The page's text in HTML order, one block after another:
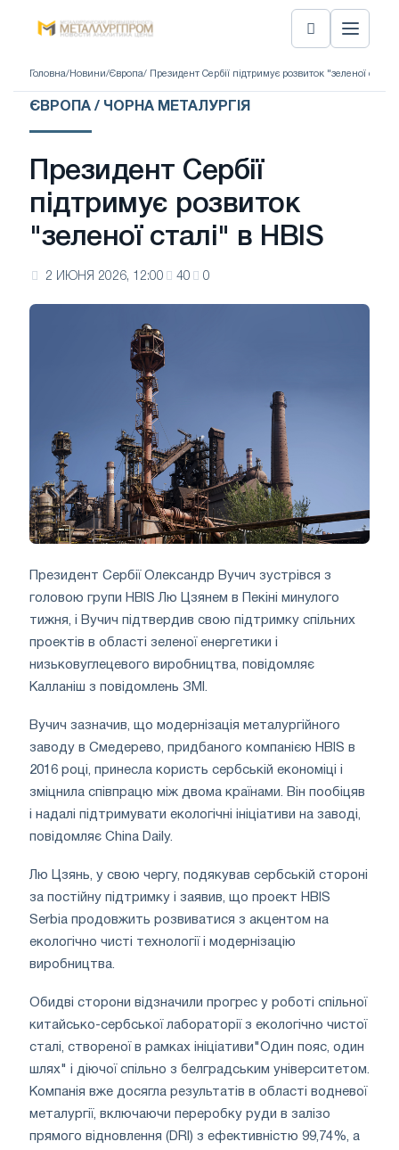
Головна/ Новини/Європа/ Президент Сербії підтримує розвиток "зеленої сталі"
ЄВРОПА / ЧОРНА МЕТАЛУРГІЯ
Президент Сербії
підтримує розвиток
"зеленої сталі" в HBIS
2 ИЮНЯ 2026, 12:00 40 0
Президент Сербії Олександр Вучич зустрівся з
головою групи HBIS Лю Цзянем в Пекіні минулого
тижня, і Вучич підтвердив свою підтримку спільних
проектів в області зеленої енергетики і
низьковуглецевого виробництва, повідомляє
Калланіш з повідомлень ЗМІ.
Вучич зазначив, що модернізація металургійного
заводу в Смедерево, придбаного компанією HBIS в
2016 році, принесла користь сербській економіці і
зміцнила співпрацю між двома країнами. Він пообіцяв
і надалі підтримувати екологічні ініціативи на заводі,
повідомляє China Daily.
Лю Цзянь, у свою чергу, подякував сербській стороні
за постійну підтримку і заявив, що проект HBIS
Serbia продовжить розвиватися з акцентом на
екологічно чисті технології і модернізацію
виробництва.
Обидві сторони відзначили прогрес у роботі спільної
китайсько-сербської лабораторії з екологічно чистої
сталі, створеної в рамках ініціативи"Один пояс, один
шлях" і діючої спільно з белградським університетом.
Компанія вже досягла результатів в області водневої
металургії, включаючи переробку руди в залізо
прямого відновлення (DRI) з ефективністю 99,74%, а